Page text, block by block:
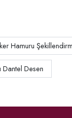
Hamuru
Dantel Desen